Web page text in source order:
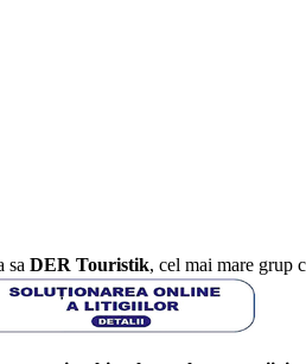
sa DER Touristik, cel mai mare grup